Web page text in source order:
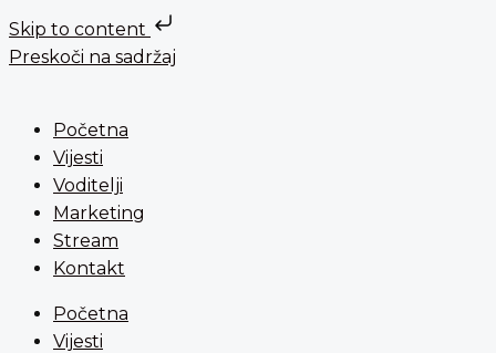
Skip to content
Preskoči na sadržaj
Početna
Vijesti
Voditelji
Marketing
Stream
Kontakt
Početna
Vijesti